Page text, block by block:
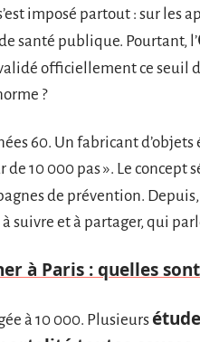
imposé partout : sur les
santé publique. Pourtant, l’
officiellement ce seuil
?
60. Un fabricant
10 000 pas ». Le
de prévention.
suivre et à partager, qui
à Paris : quelles
à 10 000. Plusieurs